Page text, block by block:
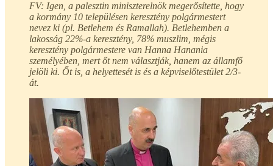
FV: Igen, a palesztin miniszterelnök megerősítette, hogy
a kormány 10 településen keresztény polgármestert
nevez ki (pl. Betlehem és Ramallah). Betlehemben a
lakosság 22%-a keresztény, 78% muszlim, mégis
keresztény polgármestere van Hanna Hanania
személyében, mert őt nem választják, hanem az államfő
jelöli ki. Őt is, a helyettesét is és a képviselőtestület 2/3-
át.